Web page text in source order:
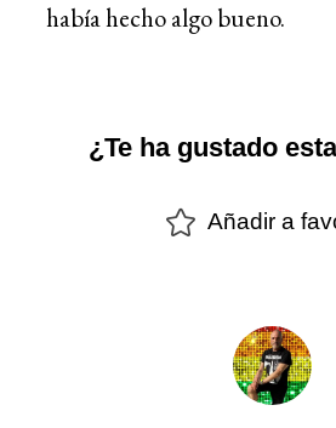
había hecho algo bueno.
¿Te ha gustado
Añadir a